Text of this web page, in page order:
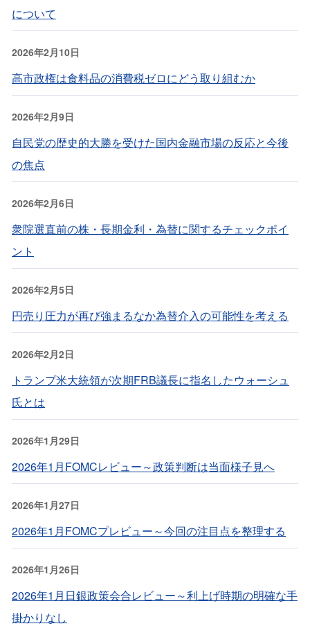
について
2026年2月10日
高市政権は食料品の消費税ゼロにどう取り組むか
2026年2月9日
自民党の歴史的大勝を受けた国内金融市場の反応と今後
の焦点
2026年2月6日
衆院選直前の株・長期金利・為替に関するチェックポイ
ント
2026年2月5日
円売り圧力が再び強まるなか為替介入の可能性を考える
2026年2月2日
トランプ米大統領が次期FRB議長に指名したウォーシュ
氏とは
2026年1月29日
2026年1月FOMCレビュー～政策判断は当面様子見へ
2026年1月27日
2026年1月FOMCプレビュー～今回の注目点を整理する
2026年1月26日
2026年1月日銀政策会合レビュー～利上げ時期の明確な手
掛かりなし